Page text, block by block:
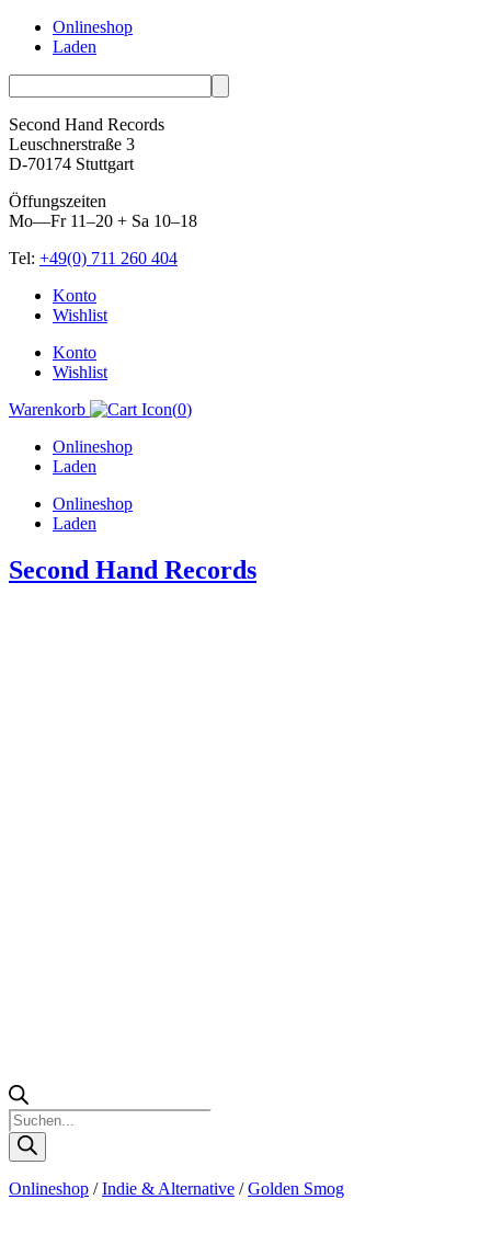
Onlineshop
Laden
Second Hand Records
Leuschnerstraße 3
D-70174 Stuttgart
Öffungszeiten
Mo—Fr 11–20 + Sa 10–18
Tel: +49(0) 711 260 404
Skip
Konto
Wishlist
Konto
Wishlist
Warenkorb
(0)
Onlineshop
Laden
Onlineshop
Laden
Second Hand Records
Products
search
Onlineshop /Indie & Alternative /Golden Smog